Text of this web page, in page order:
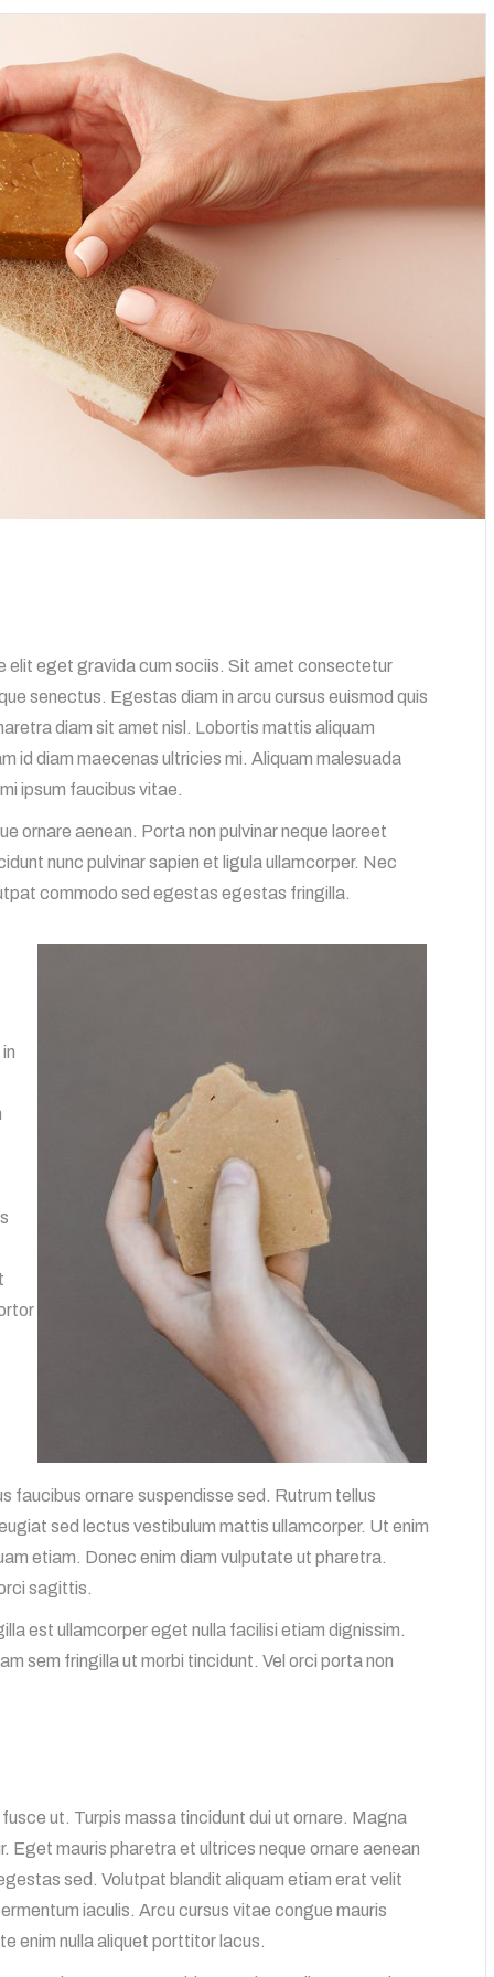
elit eget gravida cum sociis. Sit amet consectetur
senectus. Egestas diam in arcu cursus euismod quis
diam sit amet nisl. Lobortis mattis aliquam
id diam maecenas ultricies mi. Aliquam malesuada
ipsum faucibus vitae.
ornare aenean. Porta non pulvinar neque laoreet
nunc pulvinar sapien et ligula ullamcorper. Nec
commodo sed egestas egestas fringilla.
faucibus ornare suspendisse sed. Rutrum tellus
sed lectus vestibulum mattis ullamcorper. Ut enim
etiam. Donec enim diam vulputate ut pharetra.
sagittis.
est ullamcorper eget nulla facilisi etiam dignissim.
sem fringilla ut morbi tincidunt. Vel orci porta non
ut. Turpis massa tincidunt dui ut ornare. Magna
mauris pharetra et ultrices neque ornare aenean
sed. Volutpat blandit aliquam etiam erat velit
iaculis. Arcu cursus vitae congue mauris
enim nulla aliquet porttitor lacus.